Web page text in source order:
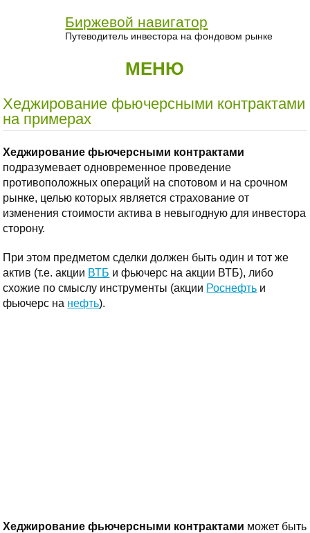
Биржевой навигатор
Путеводитель инвестора на фондовом рынке
МЕНЮ
Хеджирование фьючерсными контрактами
на примерах
Хеджирование фьючерсными контрактами
подразумевает одновременное проведение
противоположных операций на спотовом и на срочном
рынке, целью которых является страхование от
изменения стоимости актива в невыгодную для инвестора
сторону.
При этом предметом сделки должен быть один и тот же
актив (т.е. акции ВТБ и фьючерс на акции ВТБ), либо
схожие по смыслу инструменты (акции Роснефть и
фьючерс на нефть).
Хеджирование фьючерсными контрактами может быть